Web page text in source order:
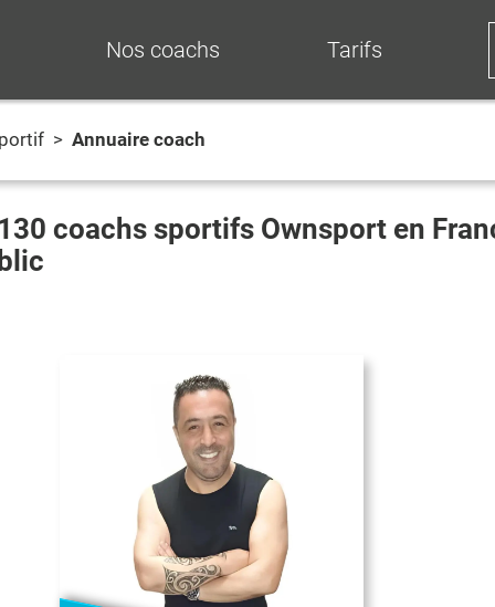
Nos coachs Tarifs
> Annuaire coach
coachs sportifs Ownsport en